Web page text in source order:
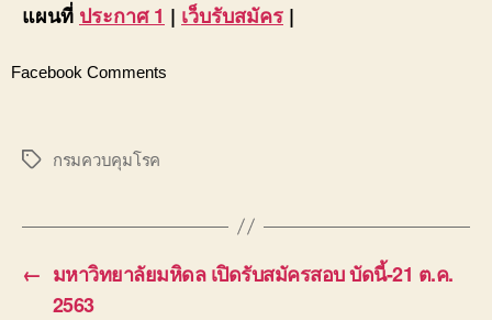
แผนที่ ประกาศ 1 | เว็บรับสมัคร |
Facebook Comments
Tagsกรมควบคุมโรค
← มหาวิทยาลัยมหิดล เปิดรับสมัครสอบ บัดนี้-21 ต.ค.
2563